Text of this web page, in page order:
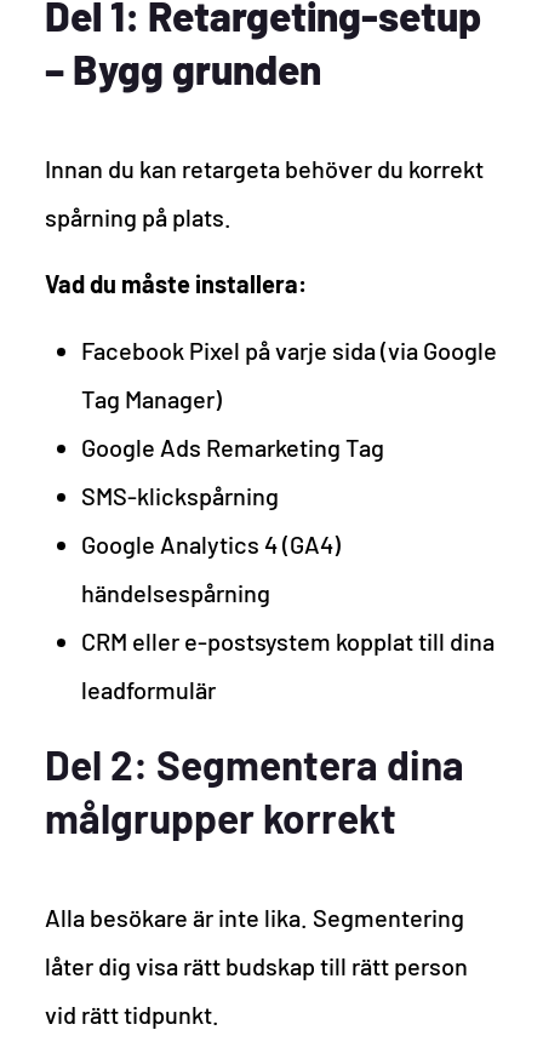
Del 1: Retargeting-setup
– Bygg grunden
Innan du kan retargeta behöver du korrekt
spårning på plats.
Vad du måste installera:
Facebook Pixel på varje sida (via Google
Tag Manager)
Google Ads Remarketing Tag
SMS-klickspårning
Google Analytics 4 (GA4)
händelsespårning
CRM eller e-postsystem kopplat till dina
leadformulär
Del 2: Segmentera dina
målgrupper korrekt
Alla besökare är inte lika. Segmentering
låter dig visa rätt budskap till rätt person
vid rätt tidpunkt.